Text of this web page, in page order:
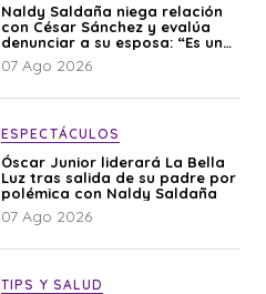
Naldy Saldaña niega relación
con César Sánchez y evalúa
denunciar a su esposa: “Es una
difamación”
07 Ago 2026
ESPECTÁCULOS
Óscar Junior liderará La Bella
Luz tras salida de su padre por
polémica con Naldy Saldaña
07 Ago 2026
TIPS Y SALUD